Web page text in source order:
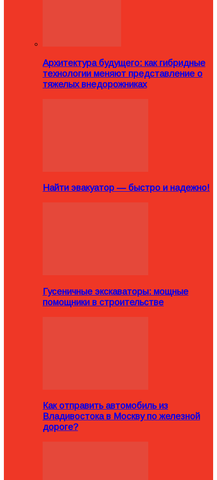
Архитектура будущего: как гибридные
технологии меняют представление о
тяжелых внедорожниках
Найти эвакуатор — быстро и надежно!
Гусеничные экскаваторы: мощные
помощники в строительстве
Как отправить автомобиль из
Владивостока в Москву по железной
дороге?